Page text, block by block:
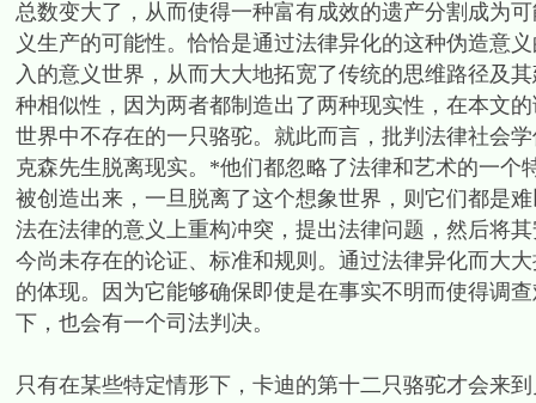
总数变大了，从而使得一种富有成效的遗产分割成为
义生产的可能性。恰恰是通过法律异化的这种伪造意
入的意义世界，从而大大地拓宽了传统的思维路径及
种相似性，因为两者都制造出了两种现实性，在本文
世界中不存在的一只骆驼。就此而言，批判法律社会
克森先生脱离现实。*他们都忽略了法律和艺术的一
被创造出来，一旦脱离了这个想象世界，则它们都是
法在法律的意义上重构冲突，提出法律问题，然后将
今尚未存在的论证、标准和规则。通过法律异化而大
的体现。因为它能够确保即使是在事实不明而使得调
下，也会有一个司法判决。
只有在某些特定情形下，卡迪的第十二只骆驼才会来